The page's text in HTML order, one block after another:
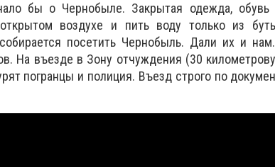
бы о Чернобыле. Закрытая одежда, обувь
воздухе и пить воду только из
посетить Чернобыль. Дали их и
На въезде в Зону отчуждения (30
погранцы и полиция. Въезд строго по